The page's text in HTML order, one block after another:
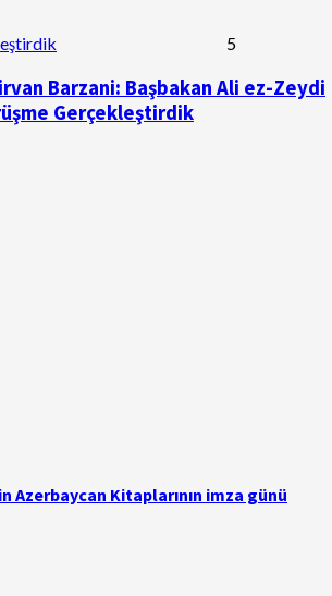
5
Barzani: Başbakan Ali ez-Zeydi
Gerçekleştirdik
Azerbaycan Kitaplarının imza günü